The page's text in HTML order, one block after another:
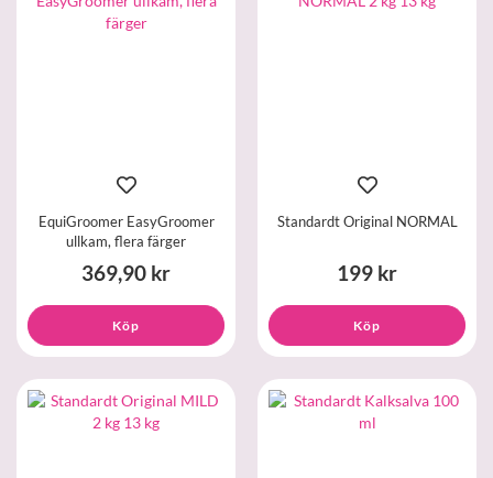
EquiGroomer EasyGroomer
ullkam, flera färger
369,90 kr
Köp
Standardt Original NORMAL
199 kr
Köp